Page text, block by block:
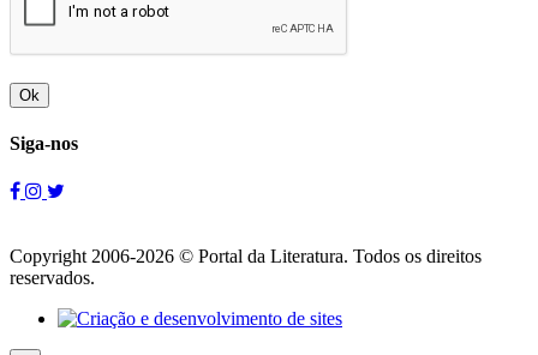
Ok
Siga-nos
Copyright 2006-2026 © Portal da Literatura. Todos os direitos
reservados.